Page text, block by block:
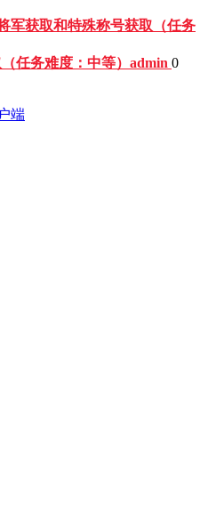
军获取和特殊称号获取（任务
任务难度：中等） admin 0
端